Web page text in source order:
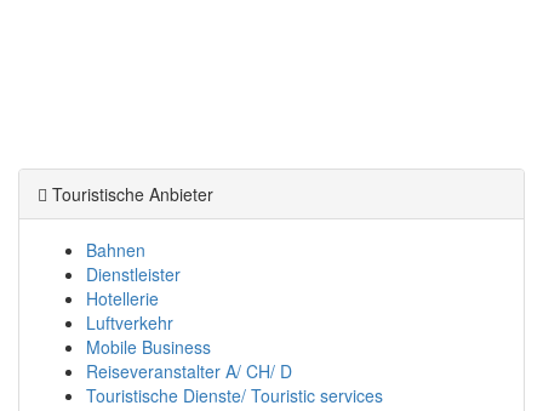
Touristische Anbieter
Bahnen
Dienstleister
Hotellerie
Luftverkehr
Mobile Business
Reiseveranstalter A/ CH/ D
Touristische Dienste/ Touristic services